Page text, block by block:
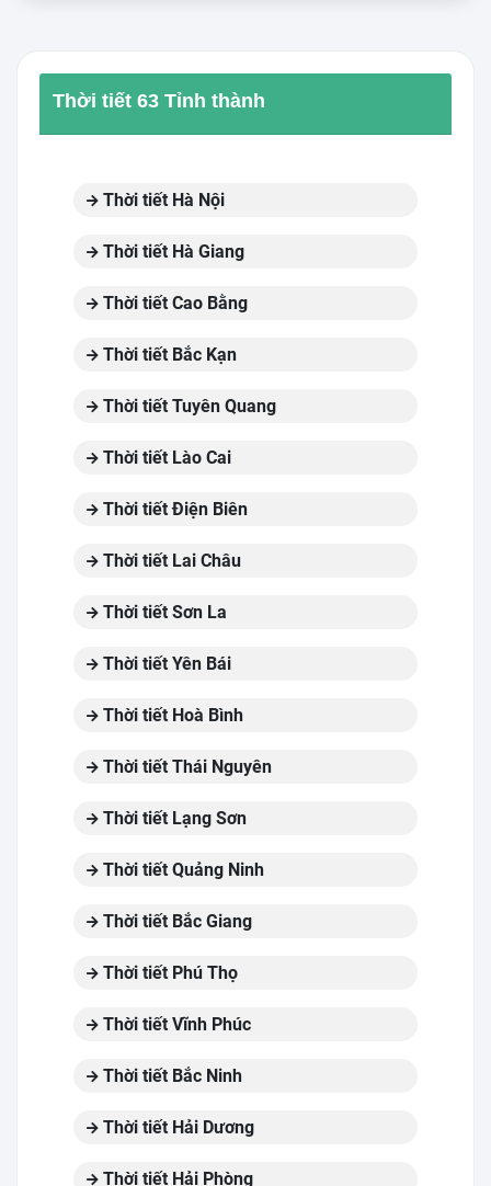
Thời tiết 63 Tỉnh thành
Thời tiết Hà Nội
Thời tiết Hà Giang
Thời tiết Cao Bằng
Thời tiết Bắc Kạn
Thời tiết Tuyên Quang
Thời tiết Lào Cai
Thời tiết Điện Biên
Thời tiết Lai Châu
Thời tiết Sơn La
Thời tiết Yên Bái
Thời tiết Hoà Bình
Thời tiết Thái Nguyên
Thời tiết Lạng Sơn
Thời tiết Quảng Ninh
Thời tiết Bắc Giang
Thời tiết Phú Thọ
Thời tiết Vĩnh Phúc
Thời tiết Bắc Ninh
Thời tiết Hải Dương
Thời tiết Hải Phòng